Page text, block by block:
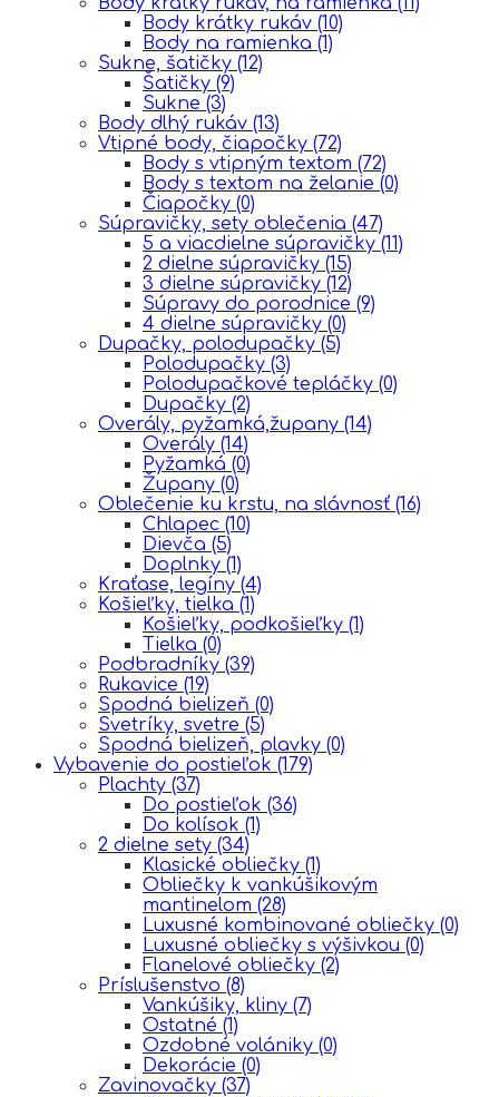
Body krátky rukáv (10)
Body na ramienka (1)
Sukne, šatičky (12)
Šatičky (9)
Sukne (3)
Body dlhý rukáv (13)
Vtipné body, čiapočky (72)
Body s vtipným textom (72)
Body s textom na želanie (0)
Čiapočky (0)
Súpravičky, sety oblečenia (47)
5 a viacdielne súpravičky (11)
2 dielne súpravičky (15)
3 dielne súpravičky (12)
Súpravy do porodnice (9)
4 dielne súpravičky (0)
Dupačky, polodupačky (5)
Polodupačky (3)
Polodupačkové tepláčky (0)
Dupačky (2)
Overály, pyžamká,župany (14)
Overály (14)
Pyžamká (0)
Župany (0)
Oblečenie ku krstu, na slávnosť (16)
Chlapec (10)
Dievča (5)
Doplnky (1)
Kraťase, legíny (4)
Košieľky, tielka (1)
Košieľky, podkošieľky (1)
Tielka (0)
Podbradníky (39)
Rukavice (19)
Spodná bielizeň (0)
Svetríky, svetre (5)
Spodná bielizeň, plavky (0)
Vybavenie do postieľok (179)
Plachty (37)
Do postieľok (36)
Do kolísok (1)
2 dielne sety (34)
Klasické obliečky (1)
Obliečky k vankúšikovým
mantinelom (28)
Luxusné kombinované obliečky (0)
Luxusné obliečky s výšivkou (0)
Flanelové obliečky (2)
Príslušenstvo (8)
Vankúšiky, kliny (7)
Ostatné (1)
Ozdobné volániky (0)
Dekorácie (0)
Zavinovačky (37)